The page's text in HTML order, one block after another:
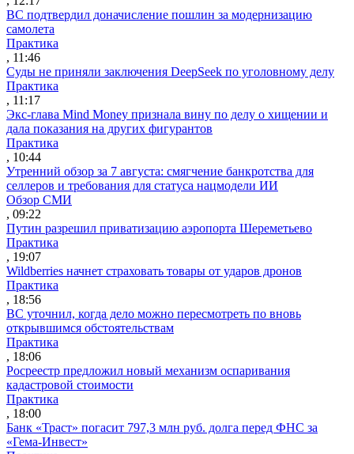
ВС подтвердил доначисление пошлин за модернизацию
самолета
Практика
, 11:46
Суды не приняли заключения DeepSeek по уголовному делу
Практика
, 11:17
Экс-глава Mind Money признала вину по делу о хищении и
дала показания на других фигурантов
Практика
, 10:44
Утренний обзор за 7 августа: смягчение банкротства для
селлеров и требования для статуса нацмодели ИИ
Обзор СМИ
, 09:22
Путин разрешил приватизацию аэропорта Шереметьево
Практика
, 19:07
Wildberries начнет страховать товары от ударов дронов
Практика
, 18:56
ВС уточнил, когда дело можно пересмотреть по вновь
открывшимся обстоятельствам
Практика
, 18:06
Росреестр предложил новый механизм оспаривания
кадастровой стоимости
Практика
, 18:00
Банк «Траст» погасит 797,3 млн руб. долга перед ФНС за
«Гема-Инвест»